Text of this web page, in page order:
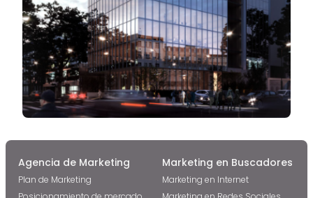
Agencia de Marketing
Plan de Marketing
Marketing en Buscadores
Marketing en Internet